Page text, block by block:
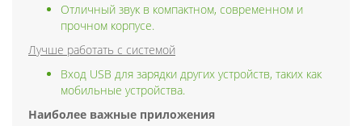
Отличный звук в компактном, современном и
прочном корпусе.
Лучше работать с системой
Вход USB для зарядки других устройств, таких как
мобильные устройства.
Наиболее важные приложения